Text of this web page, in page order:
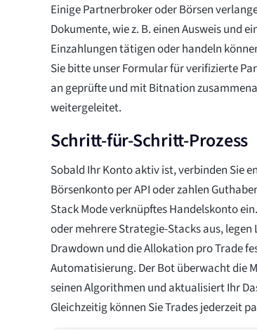
Einige Partnerbroker oder Börsen
Dokumente, wie z. B. einen Ausweis und
Einzahlungen tätigen oder handeln
Sie bitte unser Formular für verifizierte
an geprüfte und mit Bitnation
weitergeleitet.
Schritt-für-Schritt-Prozess
Sobald Ihr Konto aktiv ist, verbinden Sie
Börsenkonto per API oder zahlen
Stack Mode verknüpftes Handelskonto
oder mehrere Strategie-Stacks aus,
Drawdown und die Allokation pro Trade
Automatisierung. Der Bot überwacht die
seinen Algorithmen und aktualisiert Ihr
Gleichzeitig können Sie Trades jederzeit